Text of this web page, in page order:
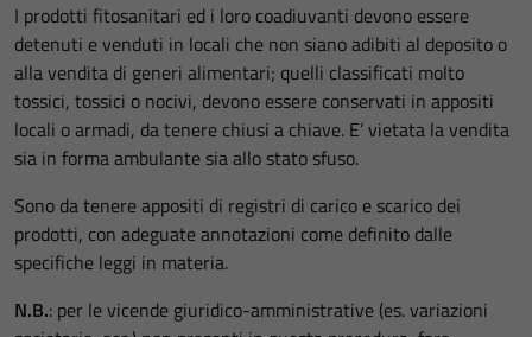
I prodotti fitosanitari ed i loro coadiuvanti devono essere
detenuti e venduti in locali che non siano adibiti al deposito o
alla vendita di generi alimentari; quelli classificati molto
tossici, tossici o nocivi, devono essere conservati in appositi
locali o armadi, da tenere chiusi a chiave. E’ vietata la vendita
sia in forma ambulante sia allo stato sfuso.
Sono da tenere appositi di registri di carico e scarico dei
prodotti, con adeguate annotazioni come definito dalle
specifiche leggi in materia.
N.B.: per le vicende giuridico-amministrative (es. variazioni